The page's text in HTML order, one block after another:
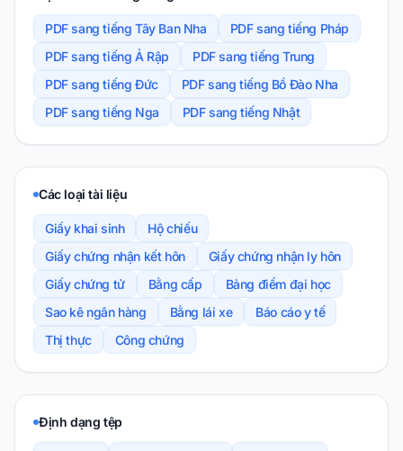
PDF sang tiếng Tây Ban Nha
PDF sang tiếng Pháp
PDF sang tiếng Ả Rập
PDF sang tiếng Trung
PDF sang tiếng Đức
PDF sang tiếng Bồ Đào Nha
PDF sang tiếng Nga
PDF sang tiếng Nhật
Các loại tài liệu
Giấy khai sinh
Hộ chiếu
Giấy chứng nhận kết hôn
Giấy chứng nhận ly hôn
Giấy chứng tử
Bằng cấp
Bảng điểm đại học
Sao kê ngân hàng
Bằng lái xe
Báo cáo y tế
Thị thực
Công chứng
Định dạng tệp